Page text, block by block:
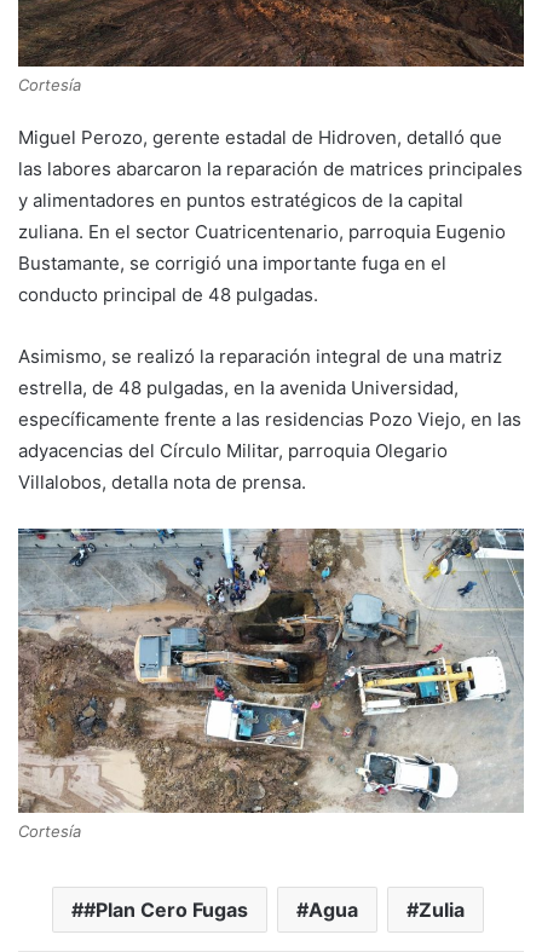
Cortesía
Miguel Perozo, gerente estadal de Hidroven, detalló que
las labores abarcaron la reparación de matrices principales
y alimentadores en puntos estratégicos de la capital
zuliana. En el sector Cuatricentenario, parroquia Eugenio
Bustamante, se corrigió una importante fuga en el
conducto principal de 48 pulgadas.
Asimismo, se realizó la reparación integral de una matriz
estrella, de 48 pulgadas, en la avenida Universidad,
específicamente frente a las residencias Pozo Viejo, en las
adyacencias del Círculo Militar, parroquia Olegario
Villalobos, detalla nota de prensa.
Cortesía
#Plan Cero Fugas Agua Zulia